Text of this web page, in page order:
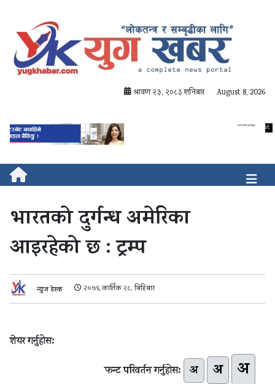
श्रावण २३, २०८३ शनिबार August 8, 2026
भारतको दुर्गन्ध अमेरिका
आइरहेको छ : ट्रम्प
न्युज डेस्क २०७६ कार्तिक २८, बिहिबार
शेयर गर्नुहोस:
फन्ट परिवर्तन गर्नुहोस: अ अ अ